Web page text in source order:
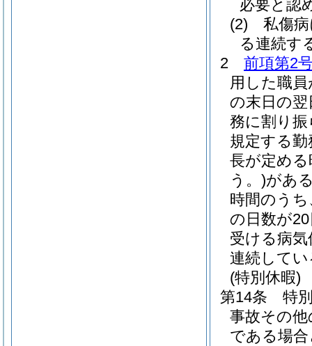
必要と認
(2)
私傷
る連続す
2
前項第2
用した職員
の末日の
務に割り
規定する
長が定める
う。)があ
時間のう
の日数が
受ける病
連続して
(特別休暇)
第14条
特
事故その
である場